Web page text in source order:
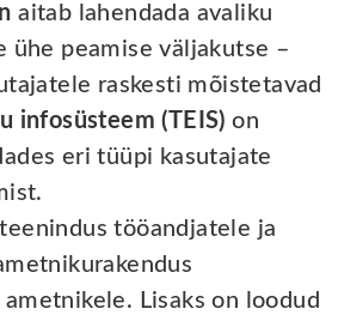
aitab lahendada avaliku
ühe peamise väljakutse –
raskesti mõistetavad
infosüsteem (TEIS) on
eri tüüpi kasutajate
tööandjatele ja
Lisaks on loodud